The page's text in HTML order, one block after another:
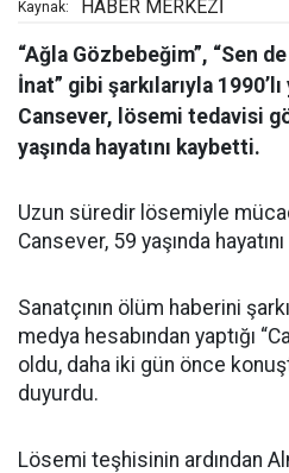
Kaynak: HABER MERKEZİ
“Ağla Gözbebeğim”, “Sen
İnat” gibi şarkılarıyla
Cansever, lösemi tedavisi
yaşında hayatını kaybetti.
Uzun süredir lösemiyle
Cansever, 59 yaşında
Sanatçının ölüm haberini
medya hesabından yaptığı
oldu, daha iki gün önce
duyurdu.
Lösemi teşhisinin ardından